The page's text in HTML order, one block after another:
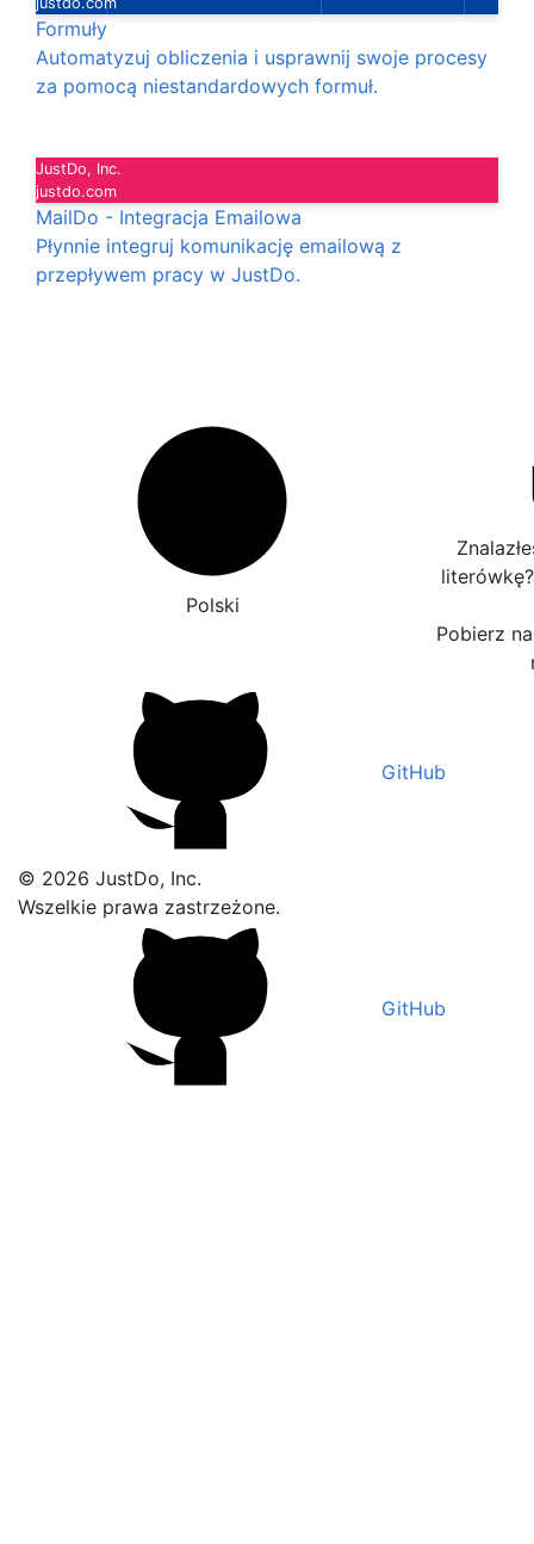
Formuły
Automatyzuj obliczenia i usprawnij swoje procesy
za pomocą niestandardowych formuł.
JustDo, Inc.
justdo.com
MailDo - Integracja Emailowa
Płynnie integruj komunikację emailową z
przepływem pracy w JustDo.
Polski
Pobierz
GitHub
© 2026 JustDo, Inc.
Wszelkie prawa zastrzeżone.
GitHub